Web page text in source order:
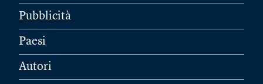
Pubblicità
Paesi
Autori